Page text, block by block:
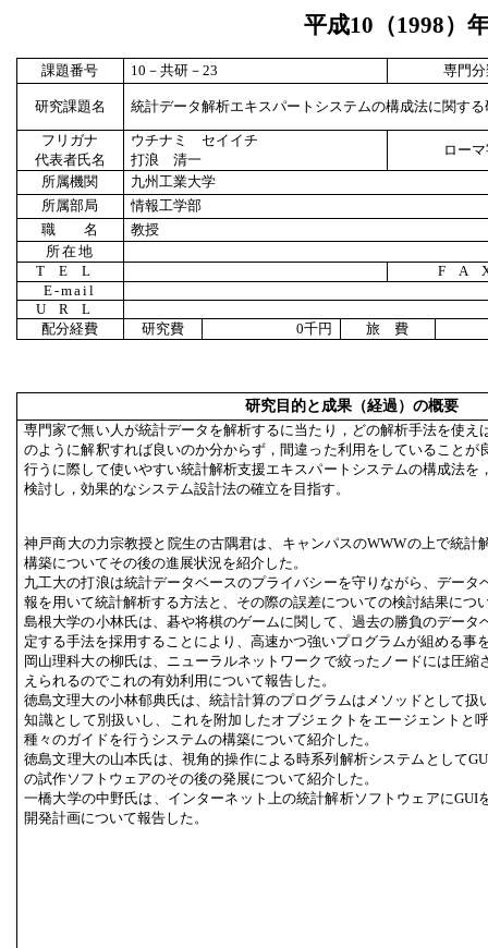
平成10 （1998）
課題番号 10 －共研－23 専門
研究課題名 統計データ解析エキスパートシステムの構成法に関する
フリガナ
代表者氏名
ウチナミ セイイチ
打浪 清一
ロー
所属機関
九州工業大学
所属部局
情報工学部
職 名
教授
所在地
TEL
E-mail
URL
配分経費
研究費 0千円 旅 費
研究目的と成果（経過）の概要
専門家で無い人が統計データを解析するに当たり，どの解析手法を使え
のように解釈すれば良いのか分からず，間違った利用をしていることが
行うに際して使いやすい統計解析支援エキスパートシステムの構成法を
検討し，効果的なシステム設計法の確立を目指す。
神戸商大の力宗教授と院生の古隅君は、キャンパスのWWWの上で統計
構築についてその後の進展状況を紹介した。
九工大の打浪は統計データベースのプライバシーを守りながら、データ
報を用いて統計解析する方法と、その際の誤差についての検討結果につ
島根大学の小林氏は、碁や将棋のゲームに関して、過去の勝負のデータ
定する手法を採用することにより、高速かつ強いプログラムが組める事
岡山理科大の柳氏は、ニューラルネットワークで絞ったノードには圧縮
えられるのでこれの有効利用について報告した。
徳島文理大の小林郁典氏は、統計計算のプログラムはメソッドとして扱
知識として別扱いし、これを附加したオブジェクトをエージェントと
種々のガイドを行うシステムの構築について紹介した。
徳島文理大の山本氏は、視角的操作による時系列解析システムとして
の試作ソフトウェアのその後の発展について紹介した。
一橋大学の中野氏は、インターネット上の統計解析ソフトウェアにGUI
開発計画について報告した。